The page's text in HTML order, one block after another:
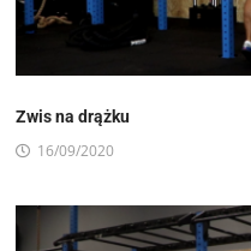
Zwis na drążku
16/09/2020